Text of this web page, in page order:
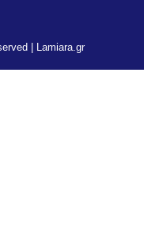
| Lamiara.gr